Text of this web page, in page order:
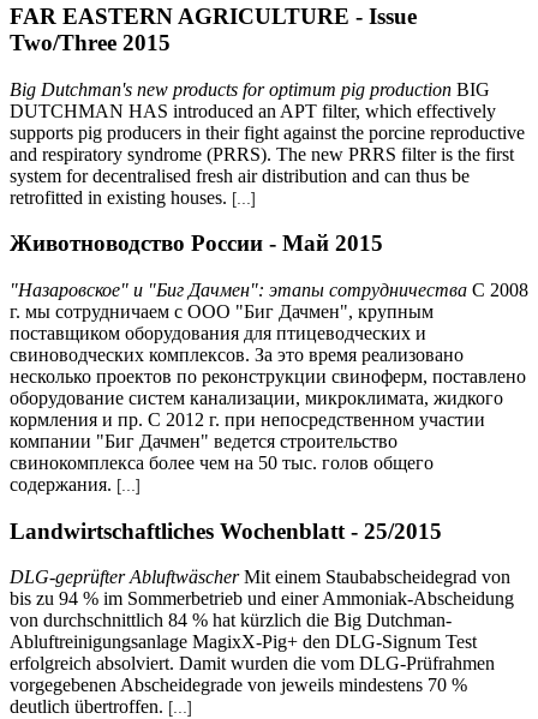
FAR EASTERN AGRICULTURE - Issue
Two/Three 2015
Big Dutchman's new products for optimum pig production BIG
DUTCHMAN HAS introduced an APT filter, which effectively
supports pig producers in their fight against the porcine reproductive
and respiratory syndrome (PRRS). The new PRRS filter is the first
system for decentralised fresh air distribution and can thus be
retrofitted in existing houses. [...]
Животноводство России - Май 2015
"Назаровское" и "Биг Дачмен": этапы сотрудничества С 2008
г. мы сотрудничаем с ООО "Биг Дачмен", крупным
поставщиком оборудования для птицеводческих и
свиноводческих комплексов. За это время реализовано
несколько проектов по реконструкции свиноферм, поставлено
оборудование систем канализации, микроклимата, жидкого
кормления и пр. С 2012 г. при непосредственном участии
компании "Биг Дачмен" ведется строительство
свинокомплекса более чем на 50 тыс. голов общего
содержания. [...]
Landwirtschaftliches Wochenblatt - 25/2015
DLG-geprüfter AbluftwäscherMit einem Staubabscheidegrad von
bis zu 94 % im Sommerbetrieb und einer Ammoniak-Abscheidung
von durchschnittlich 84 % hat kürzlich die Big Dutchman-
Abluftreinigungsanlage MagixX-Pig+ den DLG-Signum Test
erfolgreich absolviert. Damit wurden die vom DLG-Prüfrahmen
vorgegebenen Abscheidegrade von jeweils mindestens 70 %
deutlich übertroffen. [...]